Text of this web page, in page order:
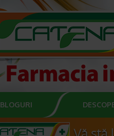
BLOGURI